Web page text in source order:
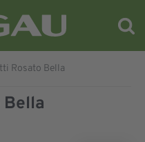
Rosato Bella